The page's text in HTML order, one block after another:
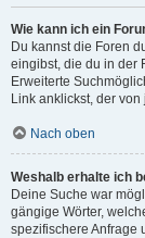
Wie kann ich ein
Du kannst die Foren
eingibst, die du in der
Erweiterte
Link anklickst, der
Nach oben
Weshalb erhalte ich
Deine Suche war
gängige Wörter,
spezifischere Anfrage